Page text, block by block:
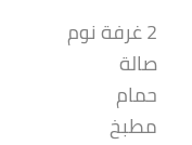
2 غرفة نوم
صالة
حمام
مطبخ